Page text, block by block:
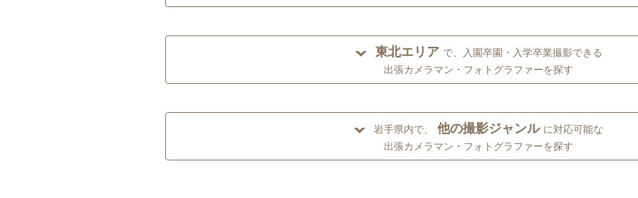
東北エリア で、入園卒園・入学卒業撮影できる
出張カメラマン・フォトグラファーを探す
岩手県内で、 他の撮影ジャンル に対応可能な
出張カメラマン・フォトグラファーを探す